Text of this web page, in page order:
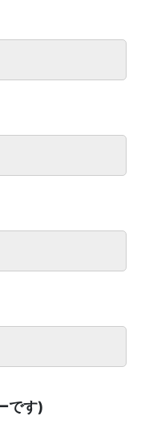
です)